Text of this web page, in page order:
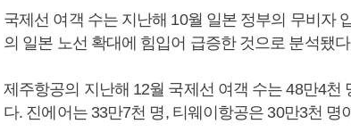
국제선 여객 수는 지난해 10월 일본 정부의 무비자
의 일본 노선 확대에 힘입어 급증한 것으로 분석됐
제주항공의 지난해 12월 국제선 여객 수는 48만4천
다. 진에어는 33만7천 명, 티웨이항공은 30만3천